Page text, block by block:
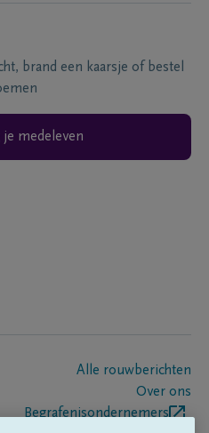
brand een kaarsje of bestel
je medeleven
Alle rouwberichten
Over ons
Begrafenisondernemers